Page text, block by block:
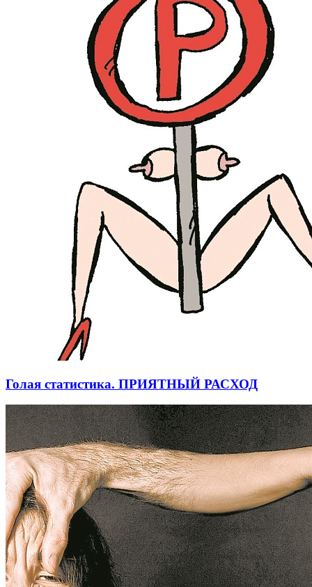
Голая статистика. ПРИЯТНЫЙ РАСХОД